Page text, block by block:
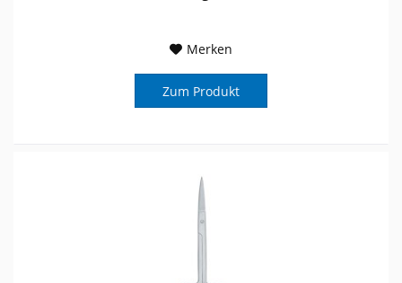
Merken
Zum Produkt